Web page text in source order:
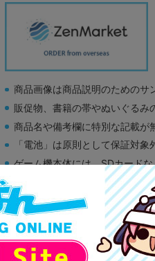
商品画像は商品説明のためのサ
販促物、書籍の帯やぬいぐるみ
商品名や備考欄に特別な記載が
「電池」は原則として保証対象
ゲーム機本体には、SDカード
ディスク類の読み取り面のキ
す。
※詳細につきましてはコチラ